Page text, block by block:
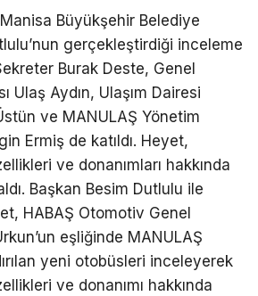
Manisa Büyükşehir Belediye
gerçekleştirdiği inceleme
Burak Deste, Genel
Ulaş Aydın, Ulaşım Dairesi
ve MANULAŞ Yönetim
Ermiş de katıldı. Heyet,
ve donanımları hakkında
Başkan Besim Dutlulu ile
HABAŞ Otomotiv Genel
eşliğinde MANULAŞ
yeni otobüsleri inceleyerek
ve donanımı hakkında